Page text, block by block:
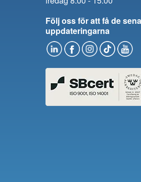
Följ oss för att få de
uppdateringarna